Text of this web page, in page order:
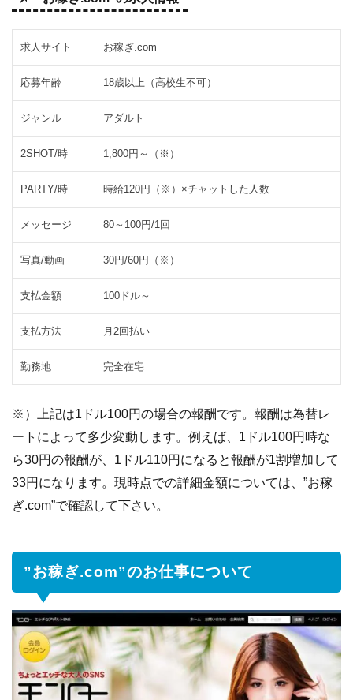
ャ
ッ
3.3
3.4
3.5 投
稿
対
る
メ
ト
3.6
他
の
報
酬
お稼
ぎ.com
事する
には
4.1
録
か
ら
お
求人サイト お稼ぎ.com
応募年齢 18歳以上（高校生不可）
ジャンル アダルト
2SHOT/時 1,800円～（※）
PARTY/時 時給120円（※）×チャットした人数
メッセージ 80～100円/1回
写真/動画 30円/60円（※）
支払金額 100ドル～
支払方法 月2回払い
勤務地 完全在宅
※）上記は1ドル100円の場合の報酬です。報酬は為替レ
ートによって多少変動します。例えば、1ドル100円時な
ら30円の報酬が、1ドル110円になると報酬が1割増加して
33円になります。現時点での詳細金額については、”お稼
ぎ.com”で確認して下さい。
”お稼ぎ.com”のお仕事について